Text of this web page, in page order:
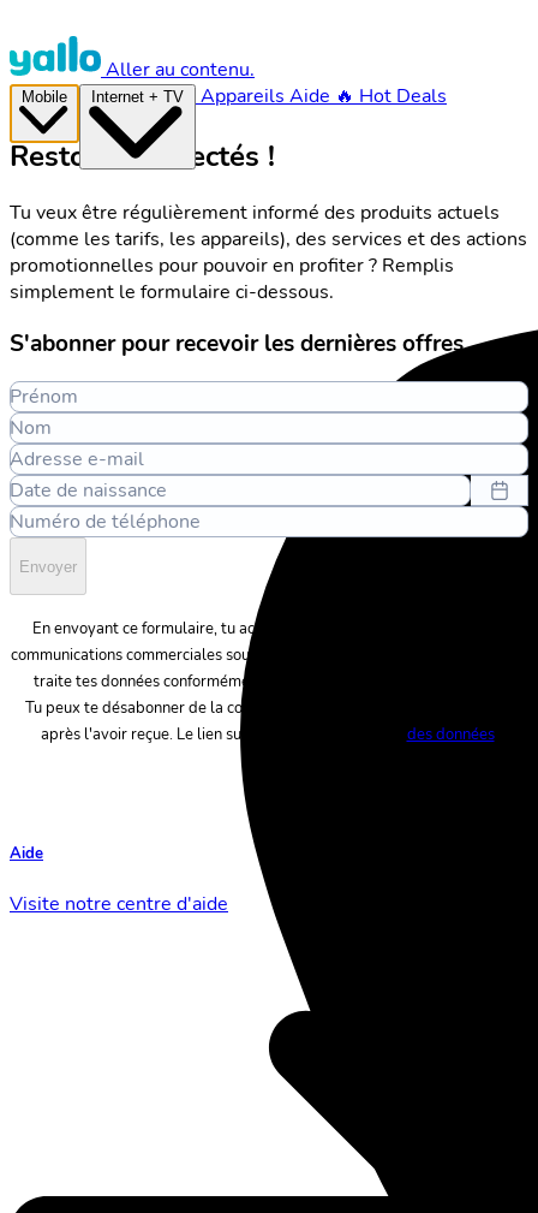
Aller au contenu.
Appareils Aide 🔥 Hot Deals
Restons connectés !
Tu veux être régulièrement informé des produits actuels
(comme les tarifs, les appareils), des services et des actions
promotionnelles pour pouvoir en profiter ? Remplis
simplement le formulaire ci-dessous.
S'abonner pour recevoir les dernières offres
Prénom
Nom
Adresse e-mail
Date de naissance
Numéro de téléphone
Envoyer
En envoyant ce formulaire, tu acceptes que Sunrise Sàrl t'envoie des
communications commerciales sous forme électronique ou écrite, et qu’elle
traite tes données conformément à la déclaration de confidentialité.
Tu peux te désabonner de la communication marketing à tout moment
après l'avoir reçue. Le lien suivant permet d'accéder des données.
Aide
Visite notre centre d'aide